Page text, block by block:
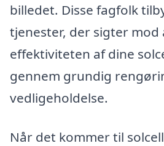
billedet. Disse fagfolk
tjenester, der sigter mod
effektiviteten af dine
gennem grundig
vedligeholdelse.
Når det kommer til